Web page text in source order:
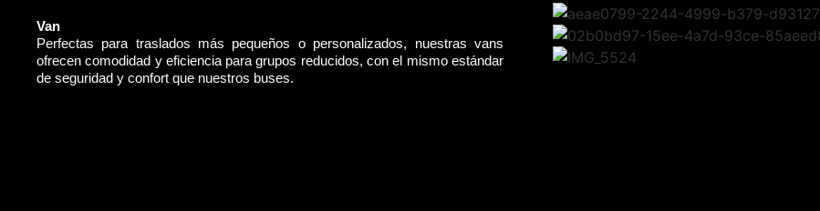
Van
Perfectas para traslados más pequeños o personalizados, nuestras vans
ofrecen comodidad y eficiencia para grupos reducidos, con el mismo estándar
de seguridad y confort que nuestros buses.